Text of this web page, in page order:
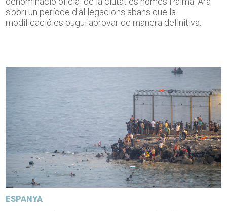
s'obri un període d'al·legacions abans que la
modificació es pugui aprovar de manera definitiva.
ESPANYA